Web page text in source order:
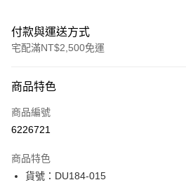
付款與運送方式
宅配滿NT$2,500免運
信用卡一次付款
Apple Pay
悠遊付
商品特色
商品編號
6226721
商品特色
貨號：DU184-015